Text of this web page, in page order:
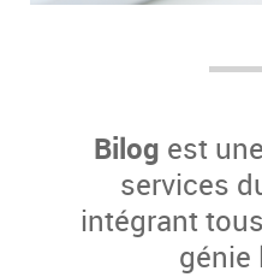
Bilog est
services
intégrant
génie